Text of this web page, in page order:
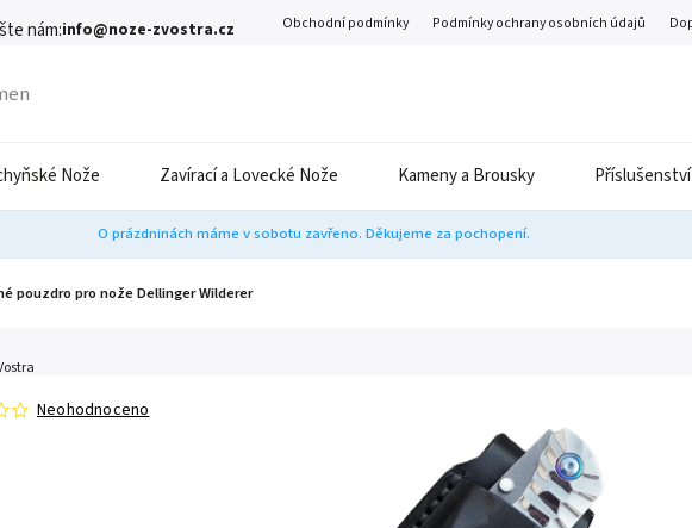
nám:info@noze-zvostra.cz Obchodní podmínky Podmínky ochrany osobních údajů
Nože Zavírací a Lovecké Nože Kameny a Brousky Příslušenství
O prázdninách máme v sobotu zavřeno. Děkujeme za pochopení.
pouzdro pro nože Dellinger Wilderer
Neohodnoceno